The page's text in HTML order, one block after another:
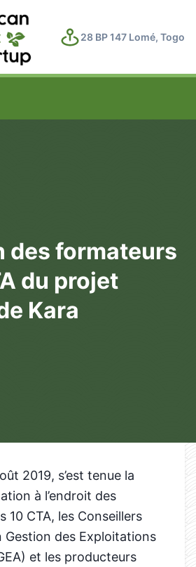
28 BP 147 Lomé, Togo
des formateurs
du projet
Kara
2019, s’est tenue la
à l’endroit des
10 CTA, les Conseillers
Gestion des Exploitations
et les producteurs